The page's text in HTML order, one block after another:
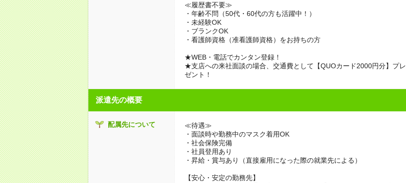
≪履歴書不要≫
・年齢不問（50代・60代の方も活躍中！）
・未経験OK
・ブランクOK
・看護師資格（准看護師資格）をお持ちの方
★WEB・電話でカンタン登録！
★支店への来社面談の場合、交通費として【QUOカード2000円分】プレ
ゼント！
派遣先の概要
配属先について
≪待遇≫
・面談時や勤務中のマスク着用OK
・社会保険完備
・社員登用あり
・昇給・賞与あり（直接雇用になった際の就業先による）
【安心・安定の勤務先】